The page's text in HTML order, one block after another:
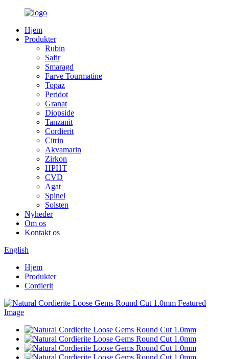
Hjem
Produkter
Rubin
Safir
Smaragd
Farve Tourmatine
Topaz
Peridot
Granat
Diopside
Tanzanit
Cordierit
Citrin
Akvamarin
Zirkon
HPHT
CVD
Agat
Spinel
Solsten
Nyheder
Om os
Kontakt os
English
Hjem
Produkter
Cordierit